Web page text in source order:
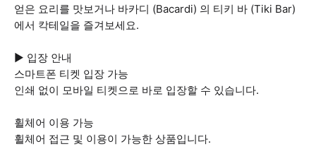
얻은 요리를 맛보거나 바카디 (Bacardi) 의 티키 바 (Tiki Bar)
에서 칵테일을 즐겨보세요.
▶ 입장 안내
스마트폰 티켓 입장 가능
인쇄 없이 모바일 티켓으로 바로 입장할 수 있습니다.
휠체어 이용 가능
휠체어 접근 및 이용이 가능한 상품입니다.